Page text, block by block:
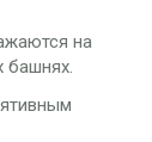
на
башнях.